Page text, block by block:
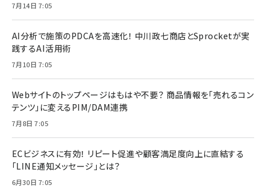
7月14日 7:05
AI分析で施策のPDCAを高速化！ 中川政七商店とSprocketが実
践するAI活用術
7月10日 7:05
Webサイトのトップページはもはや不要？ 商品情報を「売れるコン
テンツ」に変えるPIM/DAM連携
7月8日 7:05
ECビジネスに有効！ リピート促進や顧客満足度向上に直結する
「LINE通知メッセージ」とは？
6月30日 7:05